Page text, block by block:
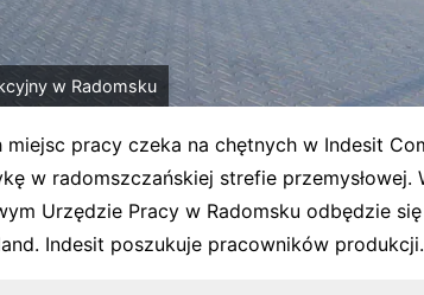
w Radomsku
miejsc pracy czeka na chętnych w Indesit
w radomszczańskiej strefie
Urzędzie Pracy w Radomsku odbędzie
Indesit poszukuje pracowników produkcji.